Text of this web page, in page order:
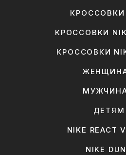
КРОССОВКИ
КРОССОВКИ
КРОССОВКИ
ДЕТЯМ
NIKE REACT
NIKE